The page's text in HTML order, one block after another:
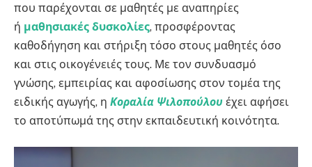
που παρέχονται σε μαθητές με αναπηρίες
ή μαθησιακές δυσκολίες, προσφέροντας
καθοδήγηση και στήριξη τόσο στους μαθητές όσο
και στις οικογένειές τους. Με τον συνδυασμό
γνώσης, εμπειρίας και αφοσίωσης στον τομέα της
ειδικής αγωγής, η Κοραλία Ψιλοπούλου έχει αφήσει
το αποτύπωμά της στην εκπαιδευτική κοινότητα.